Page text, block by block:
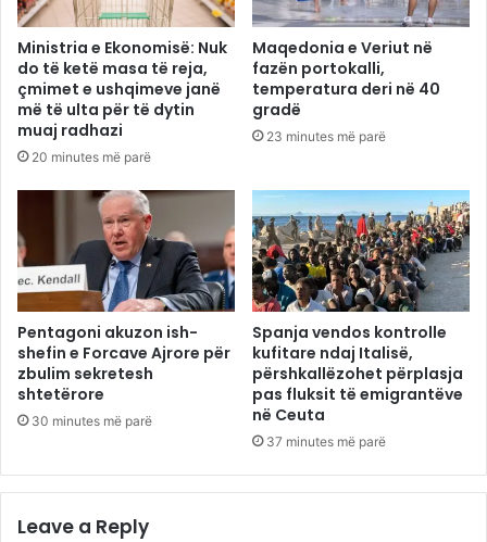
Ministria e Ekonomisë: Nuk
do të ketë masa të reja,
çmimet e ushqimeve janë
më të ulta për të dytin
muaj radhazi
20 minutes më parë
Maqedonia e Veriut në
fazën portokalli,
temperatura deri në 40
gradë
23 minutes më parë
Pentagoni akuzon ish-
shefin e Forcave Ajrore për
zbulim sekretesh
shtetërore
30 minutes më parë
Spanja vendos kontrolle
kufitare ndaj Italisë,
përshkallëzohet përplasja
pas fluksit të emigrantëve
në Ceuta
37 minutes më parë
Leave a Reply